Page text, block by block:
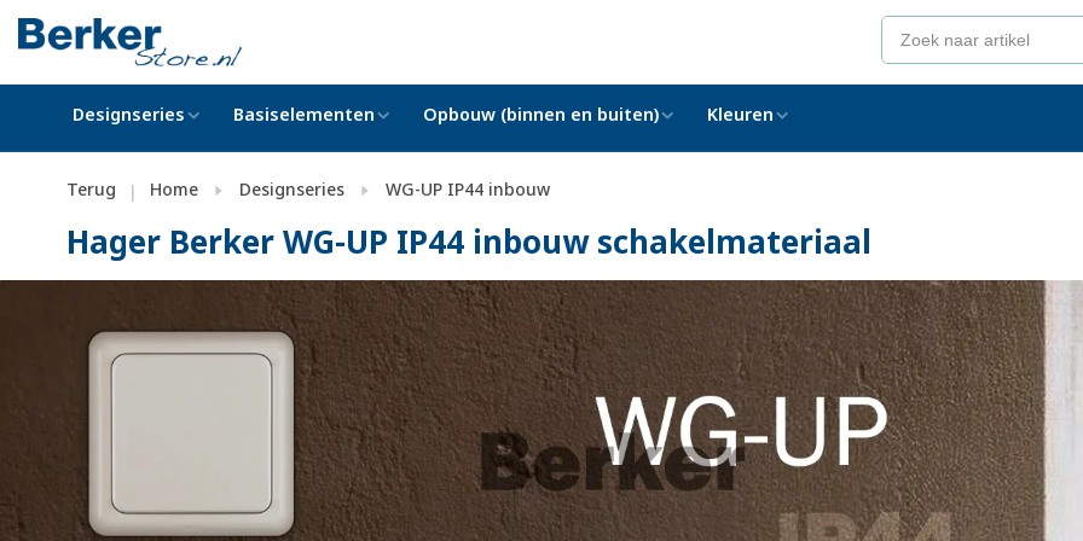
Designseries Basiselementen Opbouw (binnen en buiten) Kleuren
Terug | Home Designseries WG-UP IP44 inbouw
Hager Berker WG-UP IP44 inbouw schakelmateriaal